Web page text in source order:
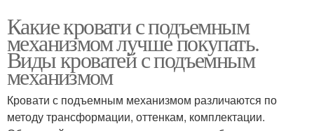
Какие кровати с подъемным
механизмом лучше покупать.
Виды кроватей с подъемным
механизмом
Кровати с подъемным механизмом различаются по
методу трансформации, оттенкам, комплектации.